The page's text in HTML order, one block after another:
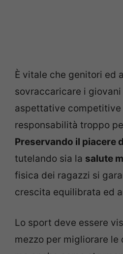
È vitale che genitori ed
sovraccaricare i
aspettative competitive
responsabilità troppo
Preservando il piacere
tutelando sia la salute
fisica dei ragazzi si
crescita equilibrata ed
Lo sport deve essere
mezzo per migliorare